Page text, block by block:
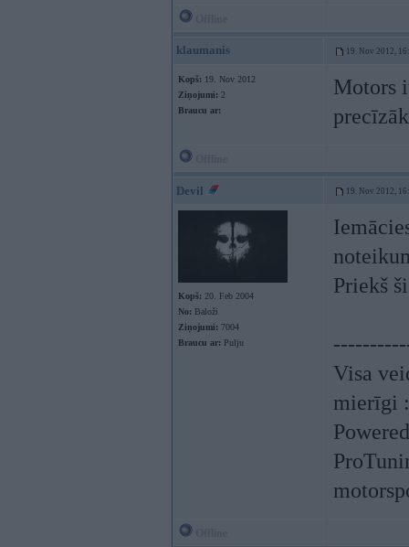
klaumanis 19. Nov 2012,
Kopš: 19. Nov 2012
Ziņojumi: 2
Braucu ar:
Motors
Devil 19. Nov 2012,
Kopš: 20. Feb 2004
No: Baloži
Ziņojumi: 7004
Braucu ar: Pulju
Priekš
Visa
mierīgi